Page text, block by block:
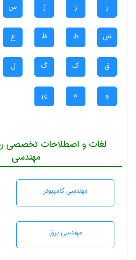
ر ز ژ س
ض ط ظ ع
ق ک گ ل
و ه ی
لغات و اصطلاحات تخصصی
مهندسی
مهندسی كامپيوتر
مهندسی برق